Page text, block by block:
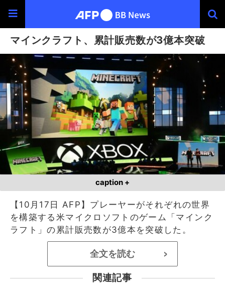
マインクラフト、累計販売数が3億本突破
caption +
【10月17日 AFP】プレーヤーがそれぞれの世界
を構築する米マイクロソフトのゲーム「マインク
ラフト」の累計販売数が3億本を突破した。
全文を読む >
関連記事